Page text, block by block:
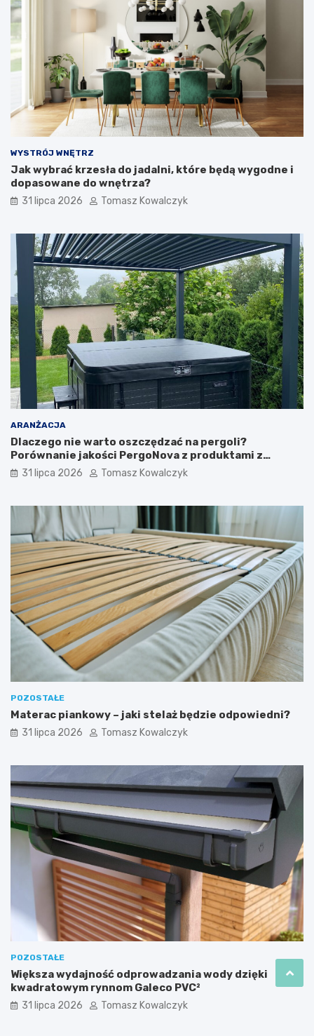
WYSTRÓJ WNĘTRZ
Jak wybrać krzesła do jadalni, które będą wygodne i
dopasowane do wnętrza?
31 lipca 2026 Tomasz Kowalczyk
ARANŻACJA
Dlaczego nie warto oszczędzać na pergoli?
Porównanie jakości PergoNova z produktami z
marketu
31 lipca 2026 Tomasz Kowalczyk
POZOSTAŁE
Materac piankowy – jaki stelaż będzie odpowiedni?
31 lipca 2026 Tomasz Kowalczyk
POZOSTAŁE
Większa wydajność odprowadzania wody dzięki
kwadratowym rynnom Galeco PVC²
31 lipca 2026 Tomasz Kowalczyk